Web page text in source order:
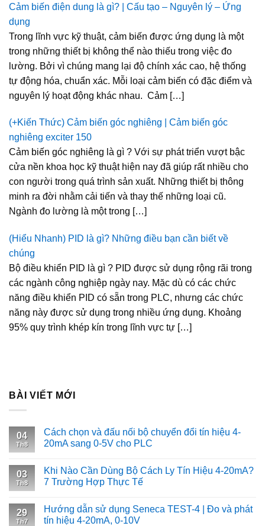
Cảm biến điện dung là gì? | Cấu tạo – Nguyên lý – Ứng
dụng
Trong lĩnh vực kỹ thuật, cảm biến được ứng dụng là một
trong những thiết bị không thể nào thiếu trong việc đo
lường. Bởi vì chúng mang lại độ chính xác cao, hệ thống
tự động hóa, chuẩn xác. Mỗi loại cảm biến có đặc điểm và
nguyên lý hoạt động khác nhau. Cảm […]
(+Kiến Thức) Cảm biến góc nghiêng | Cảm biến góc
nghiêng exciter 150
Cảm biến góc nghiêng là gì ? Với sự phát triển vượt bậc
cửa nền khoa học kỹ thuật hiện nay đã giúp rất nhiều cho
con người trong quá trình sản xuất. Những thiết bị thông
minh ra đời nhằm cải tiến và thay thế những loại cũ.
Ngành đo lường là một trong […]
(Hiểu Nhanh) PID là gì? Những điều bạn cần biết về
chúng
Bộ điều khiển PID là gì ? PID được sử dụng rộng rãi trong
các ngành công nghiệp ngày nay. Mặc dù có các chức
năng điều khiển PID có sẵn trong PLC, nhưng các chức
năng này được sử dụng trong nhiều ứng dụng. Khoảng
95% quy trình khép kín trong lĩnh vực tự […]
BÀI VIẾT MỚI
04
Th8
Cách chọn và đấu nối bộ chuyển đổi tín hiệu 4-
20mA sang 0-5V cho PLC
03
Th8
Khi Nào Cần Dùng Bộ Cách Ly Tín Hiệu 4-20mA?
7 Trường Hợp Thực Tế
29
Th7
Hướng dẫn sử dụng Seneca TEST-4 | Đo và phát
tín hiệu 4-20mA, 0-10V